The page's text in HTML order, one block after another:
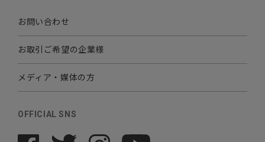
お問い合わせ
お取引ご希望の企業様
メディア・媒体の方
OFFICIAL SNS